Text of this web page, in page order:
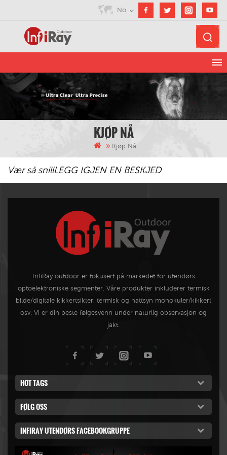
No
KJØP NÅ
Kjøp Nå
Vær så snillLEGG IGJEN EN BESKJED
InfiRay outdoor er fokusert på markedet for utendørs
optoelektroniske segmenter. Våre produkter inkluderer termisk
bilde/digitale kikkertsikter, termisk og nattsyn monokuler/kikkert
osv. Vi er din beste følgesvenn under naturlig observasjon og
jakt.
HOT TAGS
FØLG OSS
INFIRAY UTENDØRS FACEBOOKGRUPPE